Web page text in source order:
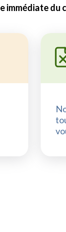
immédiate du